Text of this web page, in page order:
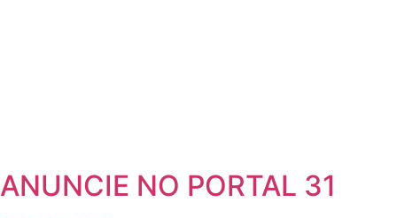
ANUNCIE NO PORTAL 31